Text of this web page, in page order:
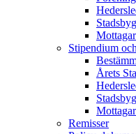
Stipendium
Årets
Remisser